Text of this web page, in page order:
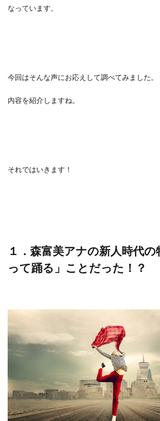
なっています。
今回はそんな声にお応えして調べてみました。
内容を紹介しますね。
それではいきます！
１．森富美アナの新人時代
って踊る」ことだった！？